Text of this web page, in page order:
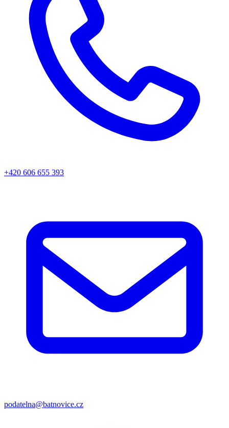
+420 606 655 393
podatelna@batnovice.cz